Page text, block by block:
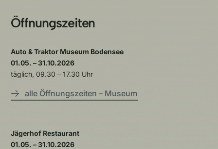
Öffnungszeiten
Auto & Traktor Museum Bodensee
01.05. – 31.10.2026
täglich, 09.30 – 17.30 Uhr
alle Öffnungszeiten – Museum
Jägerhof Restaurant
01.05. – 31.10.2026